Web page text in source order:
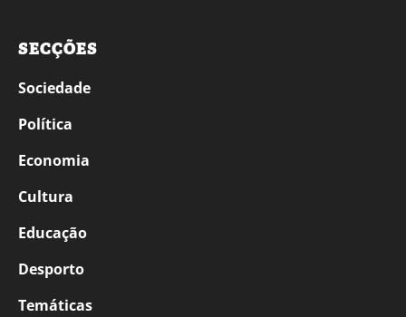
SECÇÕES
Sociedade
Política
Economia
Cultura
Educação
Desporto
Temáticas